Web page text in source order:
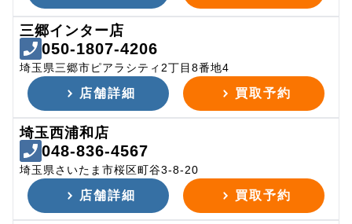
三郷インター店
050-1807-4206
埼玉県三郷市ピアラシティ2丁目8番地4
店舗詳細 買取予約
埼玉西浦和店
048-836-4567
埼玉県さいたま市桜区町谷3-8-20
店舗詳細 買取予約